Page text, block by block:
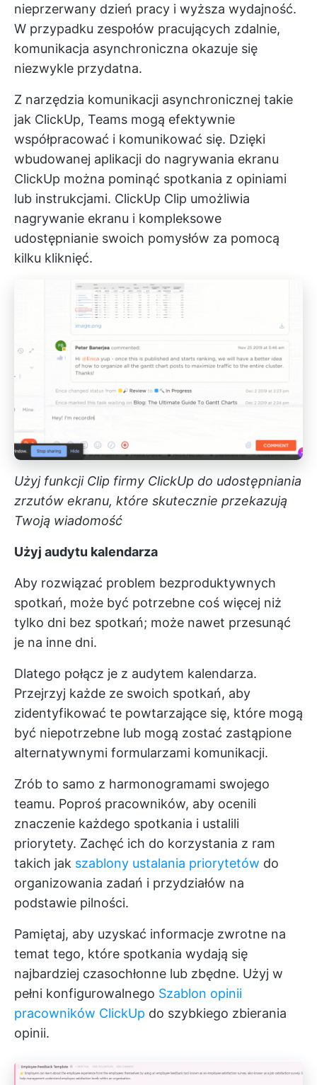
nieprzerwany dzień pracy i wyższa wydajność.
W przypadku zespołów pracujących zdalnie,
komunikacja asynchroniczna okazuje się
niezwykle przydatna.
Z narzędzia komunikacji asynchronicznej takie
jak ClickUp, Teams mogą efektywnie
współpracować i komunikować się. Dzięki
wbudowanej aplikacji do nagrywania ekranu
ClickUp można pominąć spotkania z opiniami
lub instrukcjami. ClickUp Clip umożliwia
nagrywanie ekranu i kompleksowe
udostępnianie swoich pomysłów za pomocą
kilku kliknięć.
Użyj funkcji Clip firmy ClickUp do udostępniania
zrzutów ekranu, które skutecznie przekazują
Twoją wiadomość
Użyj audytu kalendarza
Aby rozwiązać problem bezproduktywnych
spotkań, może być potrzebne coś więcej niż
tylko dni bez spotkań; może nawet przesunąć
je na inne dni.
Dlatego połącz je z audytem kalendarza.
Przejrzyj każde ze swoich spotkań, aby
zidentyfikować te powtarzające się, które mogą
być niepotrzebne lub mogą zostać zastąpione
alternatywnymi formularzami komunikacji.
Zrób to samo z harmonogramami swojego
teamu. Poproś pracowników, aby ocenili
znaczenie każdego spotkania i ustalili
priorytety. Zachęć ich do korzystania z ram
takich jak szablony ustalania priorytetów do
organizowania zadań i przydziałów na
podstawie pilności.
Pamiętaj, aby uzyskać informacje zwrotne na
temat tego, które spotkania wydają się
najbardziej czasochłonne lub zbędne. Użyj w
pełni konfigurowalnego Szablon opinii
pracowników ClickUp do szybkiego zbierania
opinii.